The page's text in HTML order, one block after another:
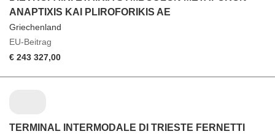
ANAPTIXIS KAI PLIROFORIKIS AE
Griechenland
EU-Beitrag
€ 243 327,00
TERMINAL INTERMODALE DI TRIESTE FERNETTI